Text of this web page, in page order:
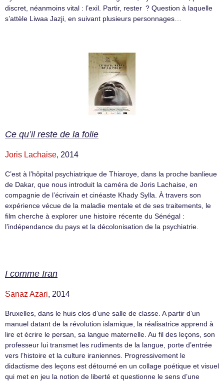
discret, néanmoins vital : l’exil. Partir, rester ? Question à laquelle
s’attèle Liwaa Jazji, en suivant plusieurs personnages…
Ce qu’il reste de la folie
Joris Lachaise, 2014
C’est à l’hôpital psychiatrique de Thiaroye, dans la proche banlieue
de Dakar, que nous introduit la caméra de Joris Lachaise, en
compagnie de l’écrivain et cinéaste Khady Sylla. À travers son
expérience vécue de la maladie mentale et de ses traitements, le
film cherche à explorer une histoire récente du Sénégal :
l’indépendance du pays et la décolonisation de la psychiatrie.
I comme Iran
Sanaz Azari, 2014
Bruxelles, dans le huis clos d’une salle de classe. A partir d’un
manuel datant de la révolution islamique, la réalisatrice apprend à
lire et écrire le persan, sa langue maternelle. Au fil des leçons, son
professeur lui transmet les rudiments de la langue, porte d’entrée
vers l’histoire et la culture iraniennes. Progressivement le
didactisme des leçons est détourné en un collage poétique et visuel
qui met en jeu la notion de liberté et questionne le sens d’une